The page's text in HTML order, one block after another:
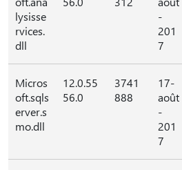
lysisse
rvices.
dll
-
201
7
Micros
oft.sqls
erver.s
mo.dll
12.0.55
56.0
3741
888
17-
août
-
201
7